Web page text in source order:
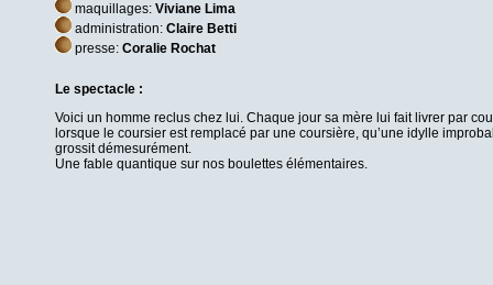
maquillages: Viviane Lima
administration: Claire Betti
presse: Coralie Rochat
Le spectacle :
Voici un homme reclus chez lui. Chaque jour sa mère lui fait livrer par
lorsque le coursier est remplacé par une coursière, qu’une idylle
grossit démesurément.
Une fable quantique sur nos boulettes élémentaires.